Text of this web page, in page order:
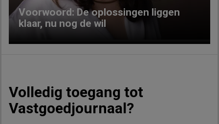
Voorwoord: De oplossingen liggen
klaar, nu nog de wil
Volledig toegang tot
Vastgoedjournaal?